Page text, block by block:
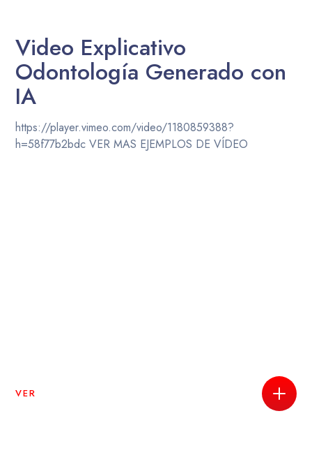
Video Explicativo
Odontología Generado con
IA
https://player.vimeo.com/video/1180859388?
h=58f77b2bdc VER MAS EJEMPLOS DE VÍDEO
VER